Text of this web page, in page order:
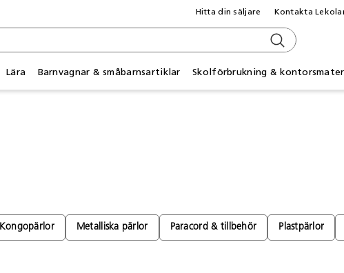
Lära Barnvagnar & småbarnsartiklar Skolförbrukning &
Hitta din säljare Kontakta
Kongopärlor Metalliska pärlor Paracord & tillbehör Plastpärlor